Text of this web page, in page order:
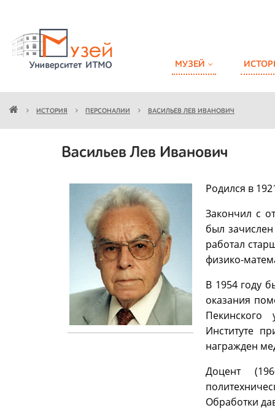
МУЗЕЙ
ИСТОРИЯ ПЕРСОНАЛИИ ВАСИЛЬЕВ ЛЕВ ИВАНОВИЧ
Васильев Лев Иванович
Родился в
Закончил с
был
работал
физико-
В 1954 году
оказания
Пекинского
Институте
награжден
Доцент
Обработки